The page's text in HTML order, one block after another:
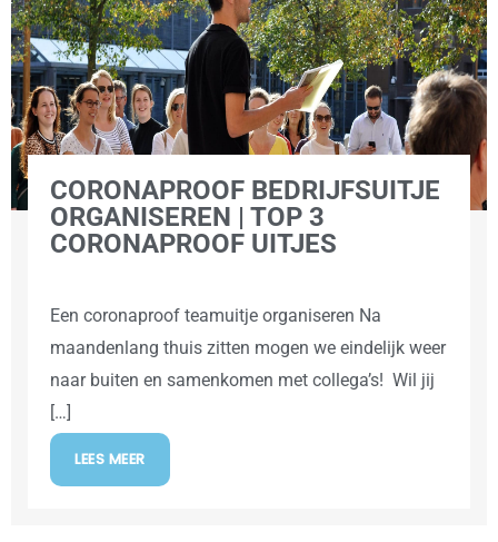
CORONAPROOF BEDRIJFSUITJE
ORGANISEREN | TOP 3
CORONAPROOF UITJES
Een coronaproof teamuitje organiseren Na
maandenlang thuis zitten mogen we eindelijk weer
naar buiten en samenkomen met collega’s! Wil jij
[…]
LEES MEER